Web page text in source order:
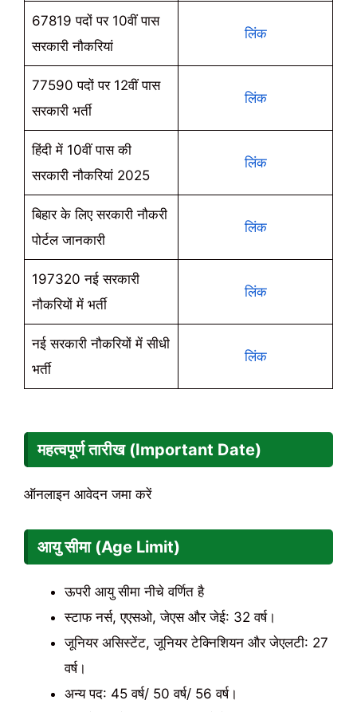
67819 पदों पर 10वीं पास
सरकारी नौकरियां
लिंक
77590 पदों पर 12वीं पास
सरकारी भर्ती
लिंक
हिंदी में 10वीं पास की
सरकारी नौकरियां 2025
लिंक
बिहार के लिए सरकारी नौकरी
पोर्टल जानकारी
लिंक
197320 नई सरकारी
नौकरियों में भर्ती
लिंक
नई सरकारी नौकरियों में सीधी
भर्ती
लिंक
महत्वपूर्ण तारीख (Important Date)
ऑनलाइन आवेदन जमा करें
आयु सीमा (Age Limit)
ऊपरी आयु सीमा नीचे वर्णित है
स्टाफ नर्स, एएसओ, जेएस और जेई: 32 वर्ष।
जूनियर असिस्टेंट, जूनियर टेक्निशियन और जेएलटी: 27
वर्ष।
अन्य पद: 45 वर्ष/ 50 वर्ष/ 56 वर्ष।